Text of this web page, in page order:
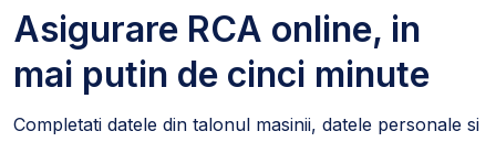
Asigurare RCA online, in
mai putin de cinci minute
Completati datele din talonul masinii, datele personale si